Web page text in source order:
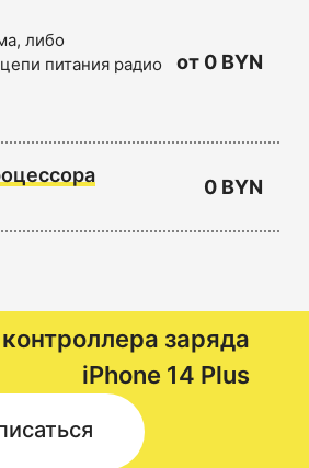
либо
питания радио
от 0 BYN
0 BYN
заряда
iPhone 14 Plus